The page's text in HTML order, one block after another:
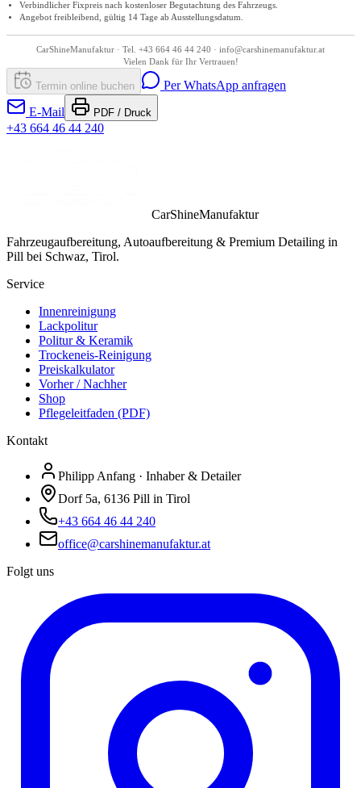
Verbindlicher Fixpreis nach kostenloser Begutachtung des Fahrzeugs.
Angebot freibleibend, gültig 14 Tage ab Ausstellungsdatum.
CarShineManufaktur · Tel. +43 664 46 44 240 · info@carshinemanufaktur.at
Vielen Dank für Ihr Vertrauen!
Termin online buchen
Per WhatsApp anfragen
E-Mail
PDF / Druck
+43 664 46 44 240
CarShineManufaktur
Fahrzeugaufbereitung, Autoaufbereitung & Premium Detailing in
Pill bei Schwaz, Tirol.
Service
Innenreinigung
Lackpolitur
Politur & Keramik
Trockeneis-Reinigung
Preiskalkulator
Vorher / Nachher
Shop
Pflegeleitfaden (PDF)
Kontakt
Philipp Anfang · Inhaber & Detailer
Dorf 5a, 6136 Pill in Tirol
+43 664 46 44 240
office@carshinemanufaktur.at
Folgt uns